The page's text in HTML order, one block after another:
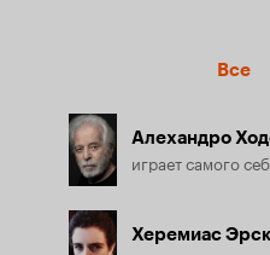
Все
Алехандро
играет самого
Херемиас